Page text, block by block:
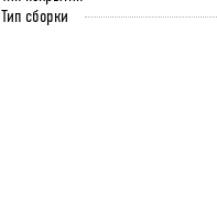
Тип сборки